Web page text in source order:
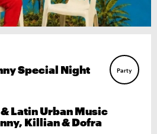
Special Night Party
Latin Urban Music
Killian & Dofra